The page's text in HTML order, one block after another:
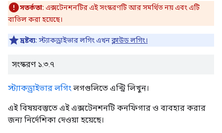
সতর্কতা: এক্সটেনশনটির এই সংস্করণটি আর সমর্থিত নয় এবং এটি
বাতিল করা হয়েছে।
দ্রষ্টব্য: স্ট্যাকড্রাইভার লগিং এখনক্লাউড লগিং।
সংস্করণ ১.৩.৭
স্ট্যাকড্রাইভার লগিং লগগুলিতে এন্ট্রি লিখুন।
এই বিষয়বস্তুতে এই এক্সটেনশনটি কনফিগার ও ব্যবহার করার
জন্য নির্দেশিকা দেওয়া হয়েছে।